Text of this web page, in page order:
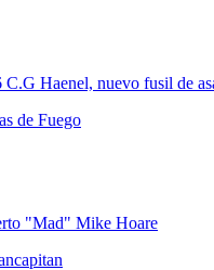
Haenel, nuevo fusil de
de Fuego
"Mad" Mike Hoare